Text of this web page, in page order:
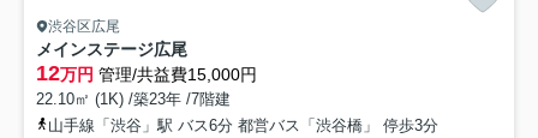
渋谷区広尾
メインステージ広尾
12万円 管理/共益費15,000円
22.10㎡ (1K) /築23年 /7階建
山手線「渋谷」駅 バス6分 都営バス「渋谷橋」 停歩3分